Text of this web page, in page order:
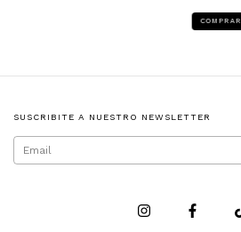
COMPRAR
SUSCRIBITE A NUESTRO NEWSLETTER